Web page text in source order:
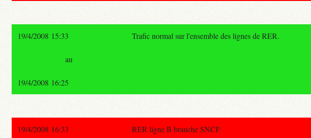
19/4/2008 15:33 Trafic normal sur l'ensemble des lignes de RER.
au
19/4/2008 16:25
19/4/2008 16:33
RER ligne B branche SNCF